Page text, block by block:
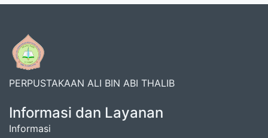
PERPUSTAKAAN ALI BIN ABI THALIB
Informasi dan Layanan
Informasi